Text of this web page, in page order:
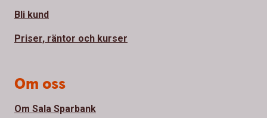
Bli kund
Priser, räntor och kurser
Om oss
Om Sala Sparbank